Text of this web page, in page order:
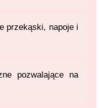
przekąski, napoje i
pozwalające na